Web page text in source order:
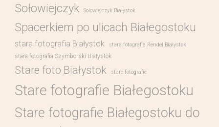
Sołowiejczyk Sołowiejczyk Białystok
Spacerkiem po ulicach Białegostoku
stara fotografia Białystok stara fotografia Rendel Białystok
stara fotografia Szymborski Białystok
Stare foto Białystok stare fotografie
Stare fotografie Białegostoku
Stare fotografie Białegostoku do